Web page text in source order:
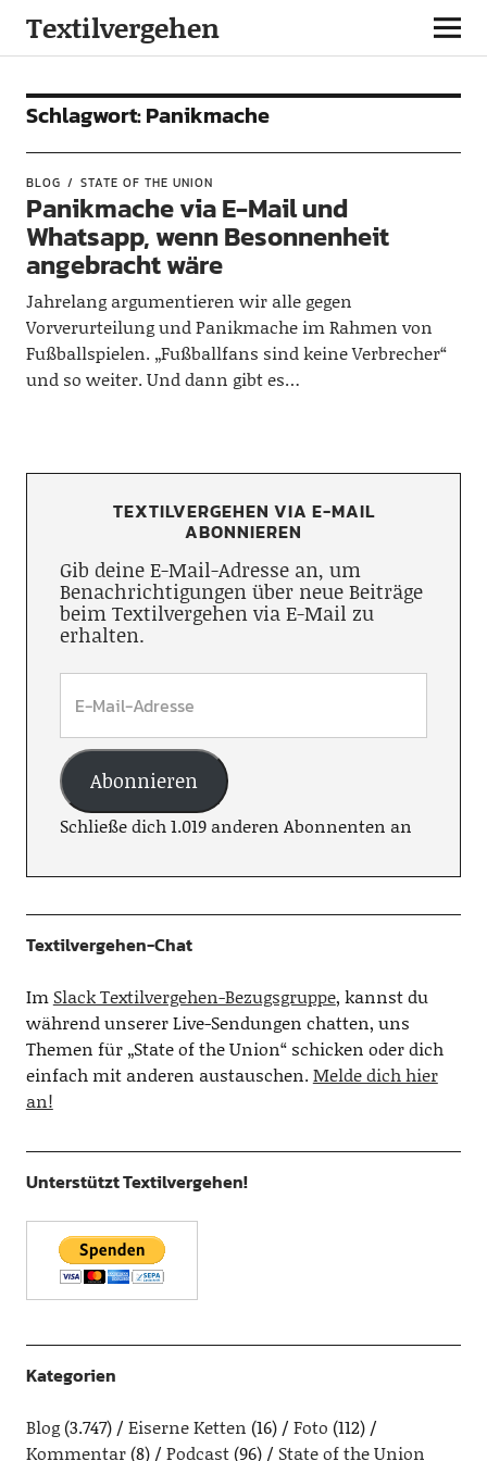
Textilvergehen
Schlagwort:Panikmache
BLOG STATE OF THE UNION
Panikmache via E-Mail und
Whatsapp, wenn Besonnenheit
angebracht wäre
Jahrelang argumentieren wir alle gegen
Vorverurteilung und Panikmache im Rahmen von
Fußballspielen. „Fußballfans sind keine Verbrecher“
und so weiter. Und dann gibt es…
TEXTILVERGEHEN VIA E-MAIL
ABONNIEREN
Gib deine E-Mail-Adresse an, um
Benachrichtigungen über neue Beiträge
beim Textilvergehen via E-Mail zu
erhalten.
Abonnieren
Schließe dich 1.019 anderen Abonnenten an
Textilvergehen-Chat
Im Slack Textilvergehen-Bezugsgruppe, kannst du
während unserer Live-Sendungen chatten, uns
Themen für „State of the Union“ schicken oder dich
einfach mit anderen austauschen.Melde dich hier
an!
Unterstützt Textilvergehen!
Kategorien
Blog(3.747) Eiserne Ketten (16) Foto (112)
Kommentar(8) Podcast(96) State of the Union